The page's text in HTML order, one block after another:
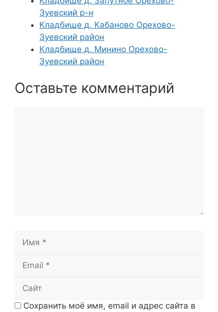
Зуевский р-н
Кладбище д. Кабаново Орехово-
Зуевский район
Кладбище д. Минино Орехово-
Зуевский район
Оставьте комментарий
Сохранить моё имя, email и адрес сайта в